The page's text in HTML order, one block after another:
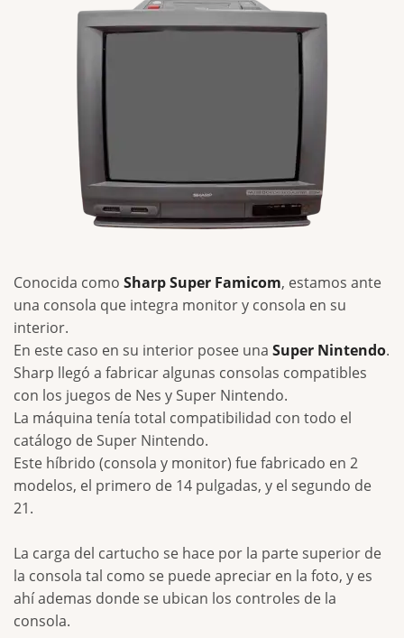
Conocida como Sharp Super Famicom, estamos ante
una consola que integra monitor y consola en su
interior.
En este caso en su interior posee una Super Nintendo.
Sharp llegó a fabricar algunas consolas compatibles
con los juegos de Nes y Super Nintendo.
La máquina tenía total compatibilidad con todo el
catálogo de Super Nintendo.
Este híbrido (consola y monitor) fue fabricado en 2
modelos, el primero de 14 pulgadas, y el segundo de
21.
La carga del cartucho se hace por la parte superior de
la consola tal como se puede apreciar en la foto, y es
ahí ademas donde se ubican los controles de la
consola.